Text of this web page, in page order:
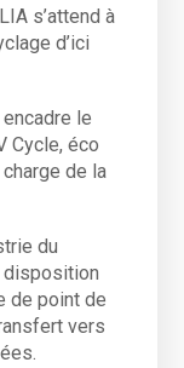
s’attend à
d’ici
le
Cycle, éco
de la
du
disposition
de point de
vers